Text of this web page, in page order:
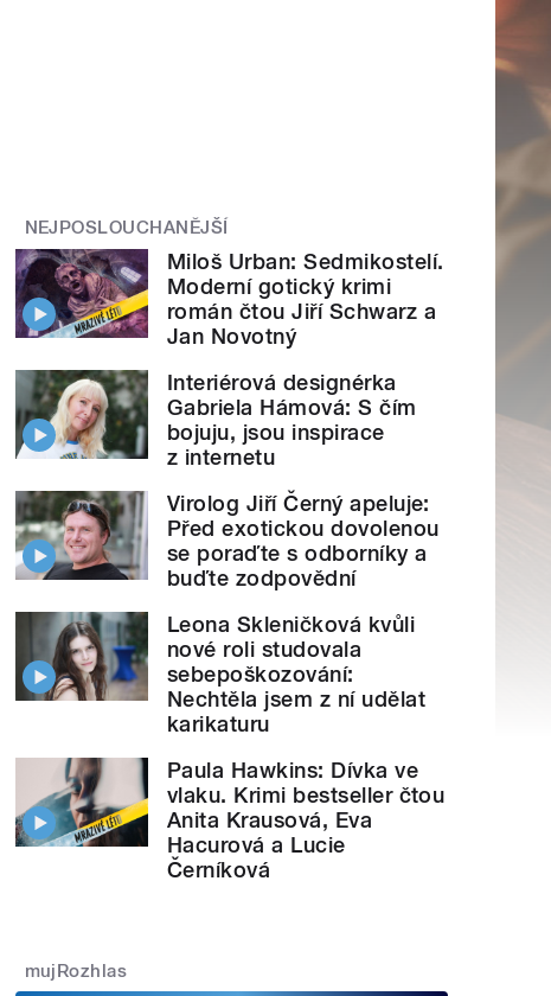
NEJPOSLOUCHANĚJŠÍ
Miloš Urban: Sedmikostelí.
Moderní gotický krimi
román čtou Jiří Schwarz a
Jan Novotný
Interiérová designérka
Gabriela Hámová: S čím
bojuju, jsou inspirace
z internetu
Virolog Jiří Černý apeluje:
Před exotickou dovolenou
se poraďte s odborníky a
buďte zodpovědní
Leona Skleničková kvůli
nové roli studovala
sebepoškozování:
Nechtěla jsem z ní udělat
karikaturu
Paula Hawkins: Dívka ve
vlaku. Krimi bestseller čtou
Anita Krausová, Eva
Hacurová a Lucie
Černíková
mujRozhlas